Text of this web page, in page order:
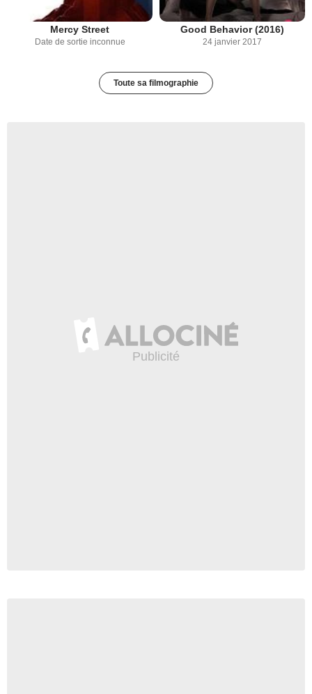
Mercy Street
Date de sortie inconnue
Good Behavior (2016)
24 janvier 2017
Toute sa filmographie